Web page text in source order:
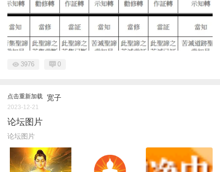
3976 0
点击重新加载 宽子
2023-12-21
论坛图片
论坛图片